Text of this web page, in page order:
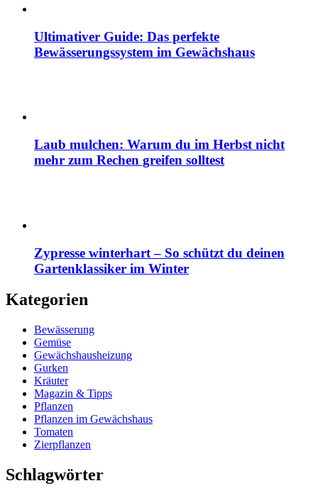
Ultimativer Guide: Das perfekte
Bewässerungssystem im Gewächshaus
Laub mulchen: Warum du im Herbst nicht
mehr zum Rechen greifen solltest
Zypresse winterhart – So schützt du deinen
Gartenklassiker im Winter
Kategorien
Bewässerung
Gemüse
Gewächshausheizung
Gurken
Kräuter
Magazin & Tipps
Pflanzen
Pflanzen im Gewächshaus
Tomaten
Zierpflanzen
Schlagwörter